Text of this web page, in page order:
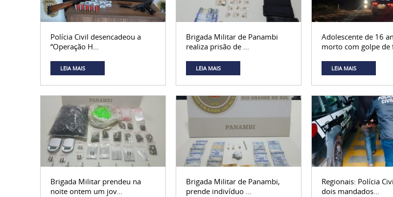
Polícia Civil desencadeou a
“Operação H...
LEIA MAIS
Brigada Militar de Panambi
realiza prisão de ...
LEIA MAIS
Adolescente de 16
morto com golpe de
LEIA MAIS
Brigada Militar prendeu na
noite ontem um jov...
Brigada Militar de Panambi,
prende indivíduo ...
Regionais: Polícia
dois mandados...